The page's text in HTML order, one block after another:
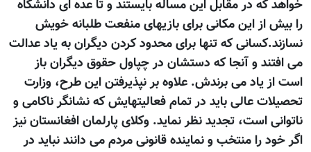
خواهد که در مقابل این مساله بایستند و تا عده ای دانشگاه
را بیش از این مکانی برای بازیهای منفعت طلبانه خویش
نسازند.کسانی که تنها برای محدود کردن دیگران به یاد عدالت
می افتند و آنجا که دستشان در چپاول حقوق دیگران باز
است از یاد می برندش. علاوه بر نپذیرفتن این طرح، وزارت
تحصیلات عالی باید در تمام فعالیتهایش که نشانگر ناکامی و
ناتوانی است، تجدید نظر نماید. وکلای پارلمان افغانستان نیز
اگر خود را منتخب و نماینده قانونی مردم می دانند نباید در